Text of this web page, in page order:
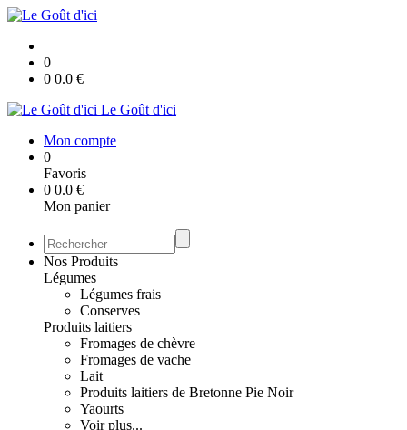
0
0 0.0 €
Le Goût d'ici
Mon compte
0
Favoris
0 0.0 €
Mon panier
Nos Produits
Légumes
Légumes frais
Conserves
Produits laitiers
Fromages de chèvre
Fromages de vache
Lait
Produits laitiers de Bretonne Pie Noir
Yaourts
Voir plus...